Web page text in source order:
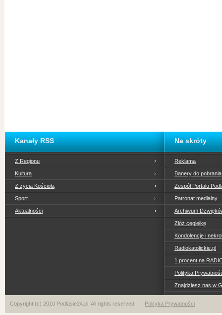
Kanały RSS
Z Regionu
Kultura
Z życia Kościoła
Sport
Aktualności
Na skróty
Reklama
Banery do pobrania
Zespół Portalu
Patronat medialny
Archiwum
Złóż cegiełkę
Kondolencje i
Radiokatolickie.pl
1 procent na
Polityka
Znajdziesz nas w
Copyright (c) 2010 Podlasie24.pl. All rights reserved Polityka Prywatności